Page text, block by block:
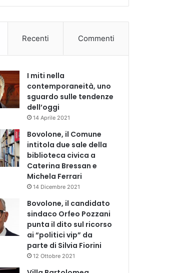
Recenti Commenti
I miti nella
contemporaneità, uno
sguardo sulle tendenze
dell’oggi
14 Aprile 2021
Bovolone, il Comune
intitola due sale della
biblioteca civica a
Caterina Bressan e
Michela Ferrari
14 Dicembre 2021
Bovolone, il candidato
sindaco Orfeo Pozzani
punta il dito sul ricorso
ai “politici vip” da
parte di Silvia Fiorini
12 Ottobre 2021